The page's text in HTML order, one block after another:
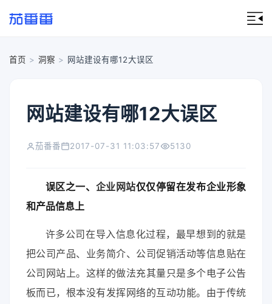
首页 > 洞察 > 网站建设有哪12大误区
网站建设有哪12大误区
茄番番 2017-07-31 11:03:57 5130
误区之一、 企业网站仅仅停留在发布企业形象
和产品信息上
许多公司在导入信息化过程，最早想到的就是
把公司产品、业务简介、公司促销活动等信息贴在
公司网站上。这样的做法充其量只是多个电子公告
板而已，根本没有发挥网络的互动功能。由于传统